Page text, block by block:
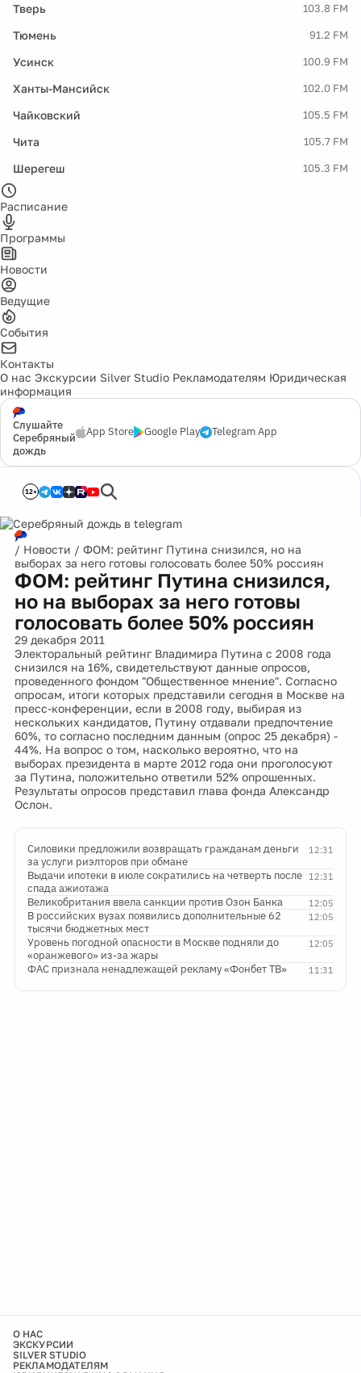
Тверь 103.8 FM
Тюмень 91.2 FM
Усинск 100.9 FM
Ханты-Мансийск 102.0 FM
Чайковский 105.5 FM
Чита 105.7 FM
Шерегеш 105.3 FM
Расписание
Программы
Новости
Ведущие
События
Контакты
О нас Экскурсии Silver Studio Рекламодателям Юридическая
информация
Слушайте
Серебряный
дождь
App Store Google Play Telegram App
12+
/ Новости / ФОМ: рейтинг Путина снизился, но на
выборах за него готовы голосовать более 50% россиян
ФОМ: рейтинг Путина снизился,
но на выборах за него готовы
голосовать более 50% россиян
29 декабря 2011
Электоральный рейтинг Владимира Путина с 2008 года
снизился на 16%, свидетельствуют данные опросов,
проведенного фондом "Общественное мнение". Согласно
опросам, итоги которых представили сегодня в Москве на
пресс-конференции, если в 2008 году, выбирая из
нескольких кандидатов, Путину отдавали предпочтение
60%, то согласно последним данным (опрос 25 декабря) -
44%. На вопрос о том, насколько вероятно, что на
выборах президента в марте 2012 года они проголосуют
за Путина, положительно ответили 52% опрошенных.
Результаты опросов представил глава фонда Александр
Ослон.
12:31
Силовики предложили возвращать гражданам деньги
за услуги риэлторов при обмане
12:31
Выдачи ипотеки в июле сократились на четверть после
спада ажиотажа
12:05
Великобритания ввела санкции против Озон Банка
12:05
В российских вузах появились дополнительные 62
тысячи бюджетных мест
12:05
Уровень погодной опасности в Москве подняли до
«оранжевого» из-за жары
11:31
ФАС признала ненадлежащей рекламу «Фонбет ТВ»
О НАС
ЭКСКУРСИИ
SILVER STUDIO
РЕКЛАМОДАТЕЛЯМ